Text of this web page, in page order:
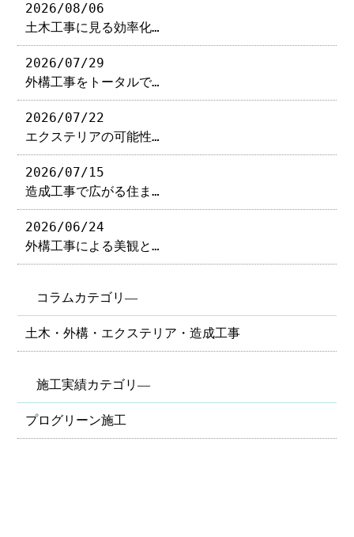
2026/08/06
土木工事に見る効率化…
2026/07/29
外構工事をトータルで…
2026/07/22
エクステリアの可能性…
2026/07/15
造成工事で広がる住ま…
2026/06/24
外構工事による美観と…
コラムカテゴリ―
土木・外構・エクステリア・造成工事
施工実績カテゴリ―
プログリーン施工